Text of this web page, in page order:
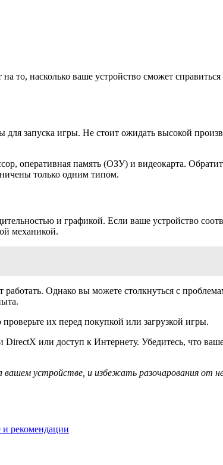
насколько ваше устройство сможет
запуска игры. Не стоит ожидать высокой
оперативная память (ОЗУ) и видеокарта.
только одним типом.
и графикой. Если ваше устройство
механикой.
работать. Однако вы можете столкнуться с
их перед покупкой или загрузкой игры.
или доступ к Интернету. Убедитесь, что
устройстве, и избежать разочарования от
рекомендации